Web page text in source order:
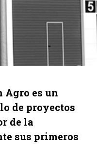
es un
de proyectos
de la
sus primeros